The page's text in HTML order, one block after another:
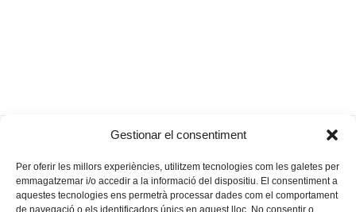
Gestionar el consentiment
Per oferir les millors experiències, utilitzem tecnologies com les galetes per
emmagatzemar i/o accedir a la informació del dispositiu. El consentiment a
aquestes tecnologies ens permetrà processar dades com el comportament
de navegació o els identificadors únics en aquest lloc. No consentir o
psique que li han tocat»
next